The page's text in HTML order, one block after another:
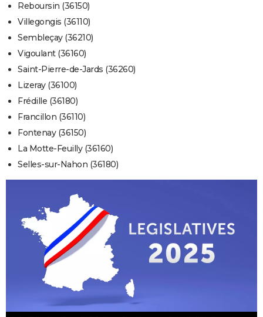
Reboursin (36150)
Villegongis (36110)
Sembleçay (36210)
Vigoulant (36160)
Saint-Pierre-de-Jards (36260)
Lizeray (36100)
Frédille (36180)
Francillon (36110)
Fontenay (36150)
La Motte-Feuilly (36160)
Selles-sur-Nahon (36180)